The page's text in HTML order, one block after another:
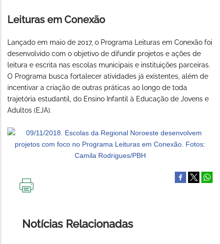
Leituras em Conexão
Lançado em maio de 2017, o Programa Leituras em Conexão foi
desenvolvido com o objetivo de difundir projetos e ações de
leitura e escrita nas escolas municipais e instituições parceiras.
O Programa busca fortalecer atividades já existentes, além de
incentivar a criação de outras práticas ao longo de toda
trajetória estudantil, do Ensino Infantil à Educação de Jovens e
Adultos (EJA).
Notícias Relacionadas